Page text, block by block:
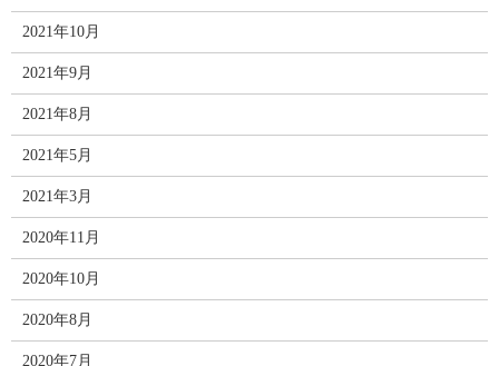
2021年10月
2021年9月
2021年8月
2021年5月
2021年3月
2020年11月
2020年10月
2020年8月
2020年7月